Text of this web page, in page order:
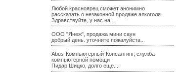
Любой красноярец сможет анонимно
рассказать о незаконной продаже алкоголя.
Здравствуйте, у нас на...
ООО "Янеж", продажа мини саун
добрый день. уточните пожалуйста...
Abus-Компьютерный-Консалтинг, служба
компьютерной помощи
Пидар Шицко, долго еще...